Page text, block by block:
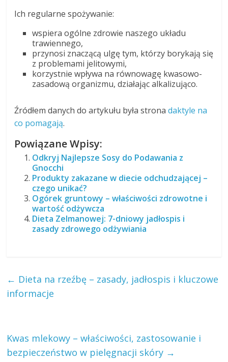
Ich regularne spożywanie:
wspiera ogólne zdrowie naszego układu
trawiennego,
przynosi znaczącą ulgę tym, którzy borykają się
z problemami jelitowymi,
korzystnie wpływa na równowagę kwasowo-
zasadową organizmu, działając alkalizująco.
Źródłem danych do artykułu była stronadaktyle na
co pomagają.
Powiązane Wpisy:
Odkryj Najlepsze Sosy do Podawania z
Gnocchi
Produkty zakazane w diecie odchudzającej –
czego unikać?
Ogórek gruntowy – właściwości zdrowotne i
wartość odżywcza
Dieta Zelmanowej: 7-dniowy jadłospis i
zasady zdrowego odżywiania
← Dieta na rzeźbę – zasady, jadłospis i kluczowe
informacje
Kwas mlekowy – właściwości, zastosowanie i
bezpieczeństwo w pielęgnacji skóry →